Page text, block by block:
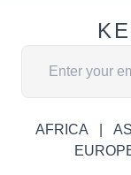
Адрес
AFRICA